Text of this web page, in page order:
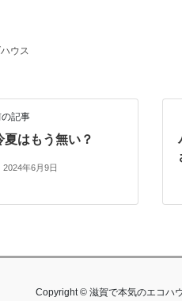
ウス
の記事
夏はもう無い？
2024年6月9日
Copyright © 滋賀で本気のエコハ